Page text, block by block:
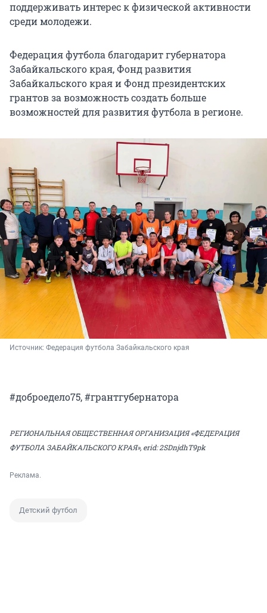
поддерживать интерес к физической активности
среди молодежи.
Федерация футбола благодарит губернатора
Забайкальского края, Фонд развития
Забайкальского края и Фонд президентских
грантов за возможность создать больше
возможностей для развития футбола в регионе.
Источник: Федерация футбола Забайкальского края
#доброедело75, #грантгубернатора
РЕГИОНАЛЬНАЯ ОБЩЕСТВЕННАЯ ОРГАНИЗАЦИЯ «ФЕДЕРАЦИЯ
ФУТБОЛА ЗАБАЙКАЛЬСКОГО КРАЯ», erid: 2SDnjdhT9pk
Реклама.
Детский футбол